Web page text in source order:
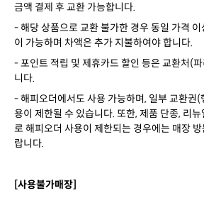
금액 결제 후 교환 가능합니다.
- 해당 상품으로 교환 불가한 경우 동일 가격
이 가능하며 차액은 추가 지불하여야 합니다.
- 포인트 적립 및 제휴카드 할인 등은 교환처(
니다.
- 해피오더에서도 사용 가능하며, 일부 교환권
용이 제한될 수 있습니다. 또한, 제품 단종, 리
로 해피오더 사용이 제한되는 경우에는 매장
랍니다.
[사용불가매장]